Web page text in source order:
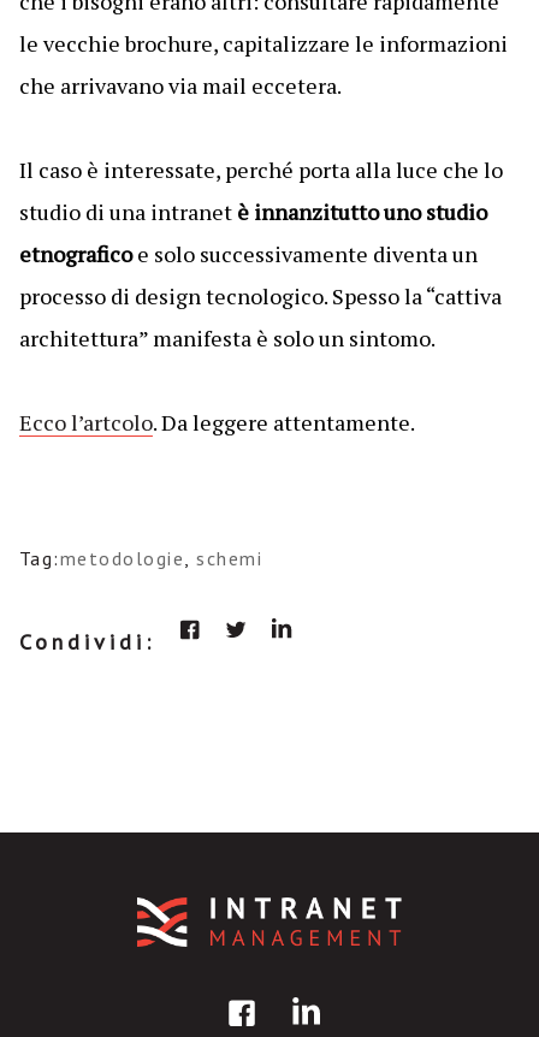
le vecchie brochure, capitalizzare le informazioni
che arrivavano via mail eccetera.
Il caso è interessate, perché porta alla luce che lo
studio di una intranet è innanzitutto uno studio
etnograficoe solo successivamente diventa un
processo di design tecnologico. Spesso la “cattiva
architettura” manifesta è solo un sintomo.
Ecco l’artcolo. Da leggere attentamente.
Tag:metodologie,schemi
Condividi: